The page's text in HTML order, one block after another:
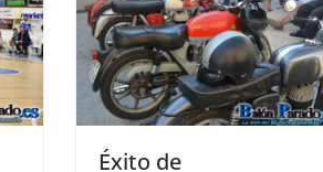
Éxito de